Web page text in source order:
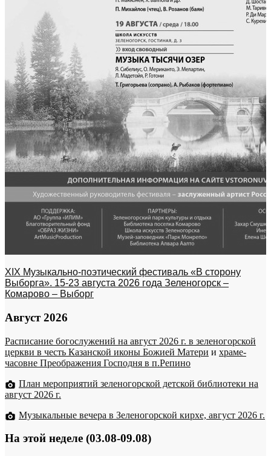
XIX Музыкально-поэтический фестиваль «В сторону
Выборга». 15-23 августа 2026 года Зеленогорск –
Комарово – Выборг
Август 2026
Расписание богослужений на август 2026 г. в зеленогорской
церкви в честь Казанской иконы Божией Матери и храме-
часовне Преображения Господня в п.Репино
План мероприятий зеленогорской детской библиотеки на
август 2026 г.
Музыкальные вечера в Зеленогорской кирхе, август 2026 г.
На этой неделе (03.08-09.08)